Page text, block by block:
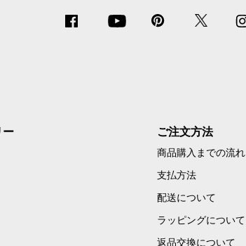
ー ご注文方法
商品購入までの流れ
支払方法
配送について
ラッピングについて
返品交換について